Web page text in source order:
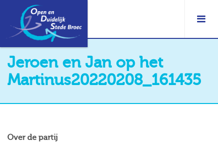
Jeroen en Jan op het
Martinus20220208_161435
Over de partij